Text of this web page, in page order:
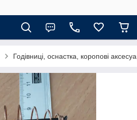
Годівниці, оснастка, коропові